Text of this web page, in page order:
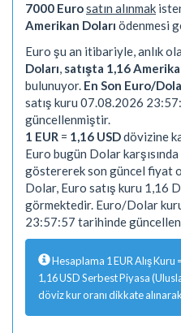
7000 Eurosatın alınmak
Amerikan Doları ödenmesi
Euro şu an itibariyle, anlık
Doları satışta 1,16
bulunuyor. En Son Euro/
satış kuru 07.08.2026
güncellenmiştir.
1 EUR = 1,16 USDdövizine
Euro bugün Dolar
göstererek son güncel fiyat
Dolar, Euro satış kuru 1,16
görmektedir. Euro/Dolar
23:57:57 tarihinde
Hesaplama 1 EUR Alış Kuru
1,16 USD Serbest Piyasa
döviz kur oranı dikkate